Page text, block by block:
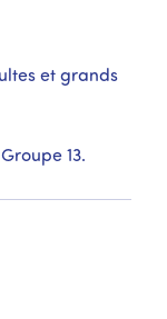
et grands
13.